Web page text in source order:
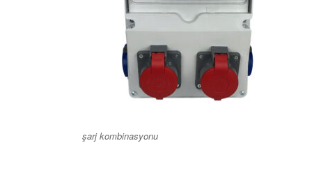
şarj kombinasyonu